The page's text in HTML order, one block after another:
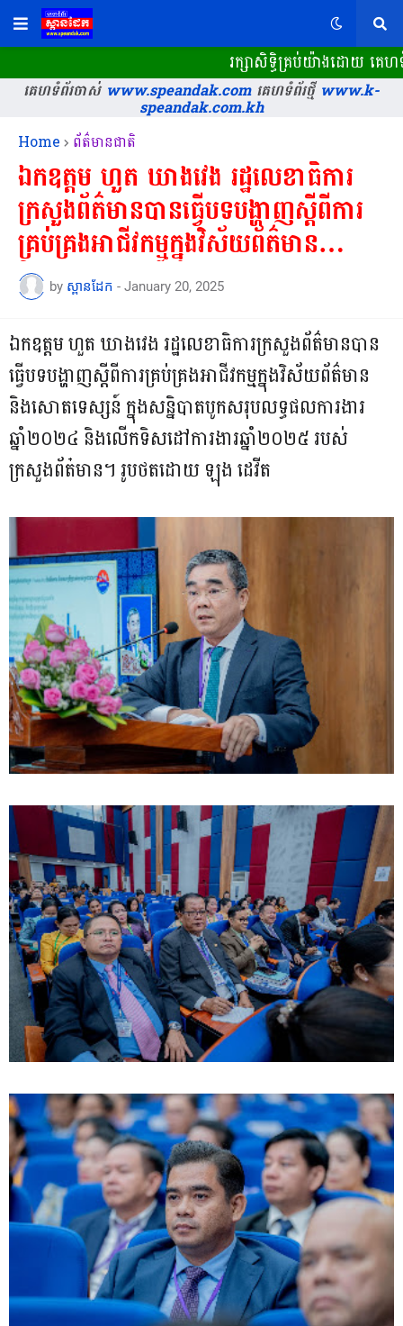
រក្សាសិទ្ធិគ្រប់យ៉ាងដោយ គេហទំ
គេហទំព័រចាស់www.speandak.comគេហទំព័រថ្មីwww.k-
speandak.com.kh
Home ព័ត៌មានជាតិ
ឯកឧត្តម ហួត ឃាងវេង រដ្ឋលេខាធិការ
ក្រសួងព័ត៌មានបានធ្វើបទបង្ហាញស្តីពីការ
គ្រប់គ្រងអាជីវកម្មក្នុងវិស័យព័ត៌មាន
និងសោតទេស្សន៍...
by ស្ពានដែក - January 20, 2025
ឯកឧត្តម ហួត ឃាងវេង រដ្ឋលេខាធិការក្រសួងព័ត៌មានបាន
ធ្វើបទបង្ហាញស្តីពីការគ្រប់គ្រងអាជីវកម្មក្នុងវិស័យព័ត៌មាន
និងសោតទេស្សន៍ ក្នុងសន្និបាតបូកសរុបលទ្ធផលការងារ
ឆ្នាំ២០២៤ និងលើកទិសដៅការងារឆ្នាំ២០២៥ របស់
ក្រសួងព័ត៎មាន។ រូបថតដោយ ឡុង ដេវីត